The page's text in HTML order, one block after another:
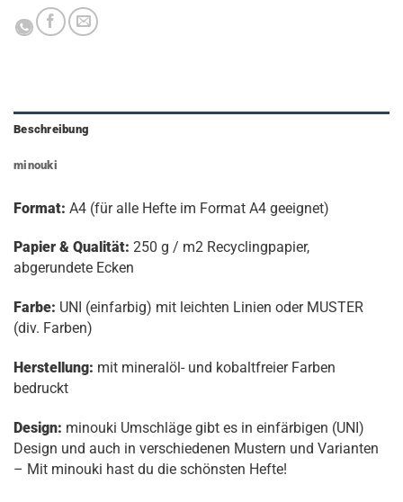
Beschreibung
minouki
Format: A4 (für alle Hefte im Format A4 geeignet)
Papier & Qualität: 250 g / m2 Recyclingpapier,
abgerundete Ecken
Farbe: UNI (einfarbig) mit leichten Linien oder MUSTER
(div. Farben)
Herstellung: mit mineralöl- und kobaltfreier Farben
bedruckt
Design: minouki Umschläge gibt es in einfärbigen (UNI)
Design und auch in verschiedenen Mustern und Varianten
– Mit minouki hast du die schönsten Hefte!